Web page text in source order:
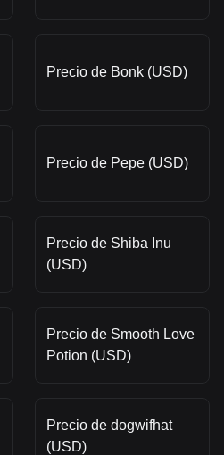
Precio de Bonk (USD)
Precio de Pepe (USD)
Precio de Shiba Inu
(USD)
Precio de Smooth Love
Potion (USD)
Precio de dogwifhat
(USD)